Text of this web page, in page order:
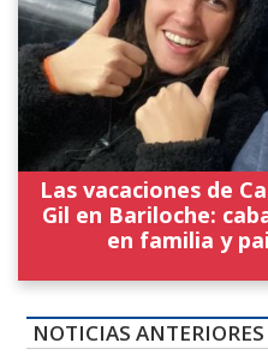
Las vacaciones de
Gil en Bariloche:
en familia y
NOTICIAS